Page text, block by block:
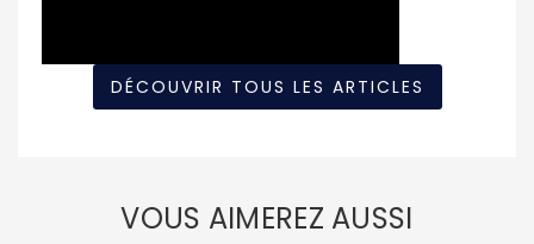
DÉCOUVRIR TOUS LES ARTICLES
VOUS AIMEREZ AUSSI